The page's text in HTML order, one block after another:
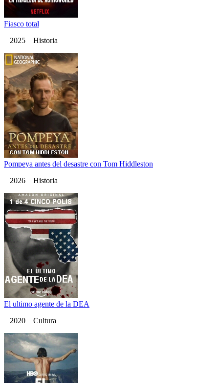
Fiasco total
2025 Historia
Pompeya antes del desastre con Tom Hiddleston
2026 Historia
El ultimo agente de la DEA
2020 Cultura